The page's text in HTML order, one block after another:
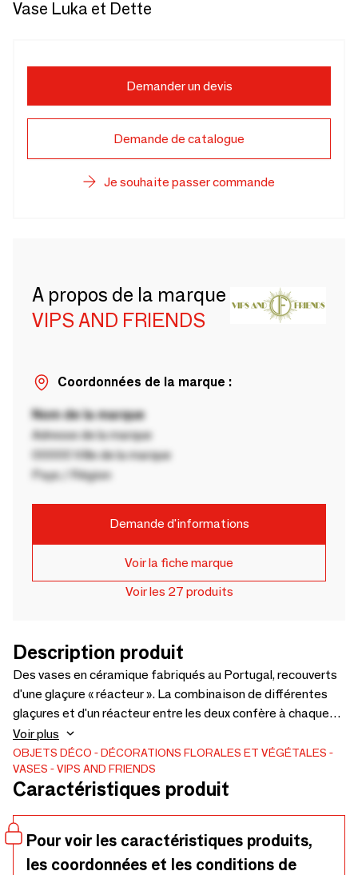
Vase Luka et Dette
Demander un devis
Demande de catalogue
Je souhaite passer commande
A propos de la marque
VIPS AND FRIENDS
Coordonnées de la marque :
Nom de la marque
Adresse de la marque
00000 Ville de la marque
Pays / Région
Demande d'informations
Voir la fiche marque
Voir les 27 produits
Description produit
Des vases en céramique fabriqués au Portugal, recouverts
d'une glaçure « réacteur ». La combinaison de différentes
glaçures et d'un réacteur entre les deux confère à chaque
vase un aspect et un toucher uniques. L'intérieur est vitré et
donc résistant à l'eau
Voir plus
OBJETS DÉCO
DÉCORATIONS FLORALES ET VÉGÉTALES
VASES
VIPS AND FRIENDS
Caractéristiques produit
Pour voir les caractéristiques produits,
les coordonnées et les conditions de